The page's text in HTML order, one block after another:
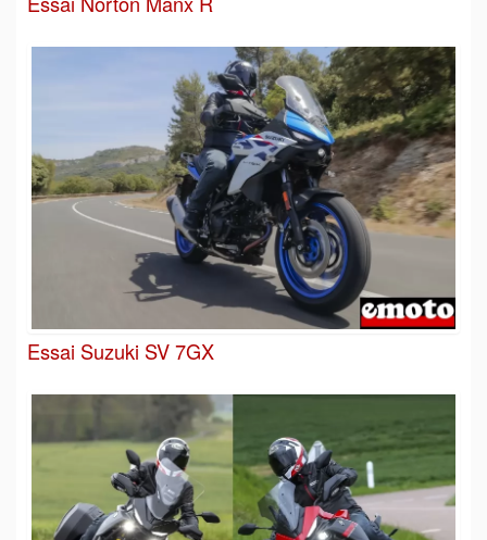
Essai Suzuki SV 7GX